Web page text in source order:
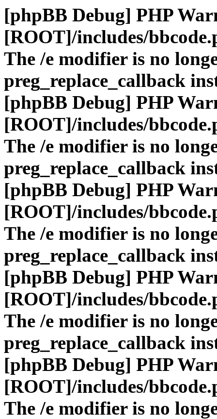
[phpBB Debug] PHP
[ROOT]/includes/
The /e modifier is no
preg_replace_callback
[phpBB Debug] PHP
[ROOT]/includes/
The /e modifier is no
preg_replace_callback
[phpBB Debug] PHP
[ROOT]/includes/
The /e modifier is no
preg_replace_callback
[phpBB Debug] PHP
[ROOT]/includes/
The /e modifier is no
preg_replace_callback
[phpBB Debug] PHP
[ROOT]/includes/
The /e modifier is no